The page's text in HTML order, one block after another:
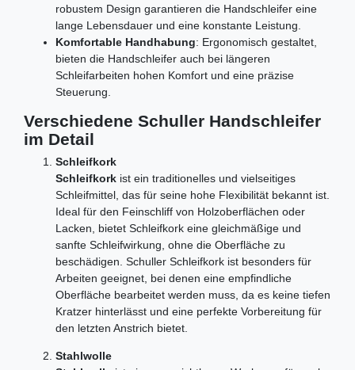
robustem Design garantieren die Handschleifer eine
lange Lebensdauer und eine konstante Leistung.
Komfortable Handhabung: Ergonomisch gestaltet,
bieten die Handschleifer auch bei längeren
Schleifarbeiten hohen Komfort und eine präzise
Steuerung.
Verschiedene Schuller Handschleifer
im Detail
Schleifkork
Schleifkork ist ein traditionelles und vielseitiges
Schleifmittel, das für seine hohe Flexibilität bekannt ist.
Ideal für den Feinschliff von Holzoberflächen oder
Lacken, bietet Schleifkork eine gleichmäßige und
sanfte Schleifwirkung, ohne die Oberfläche zu
beschädigen. Schuller Schleifkork ist besonders für
Arbeiten geeignet, bei denen eine empfindliche
Oberfläche bearbeitet werden muss, da es keine tiefen
Kratzer hinterlässt und eine perfekte Vorbereitung für
den letzten Anstrich bietet.
Stahlwolle